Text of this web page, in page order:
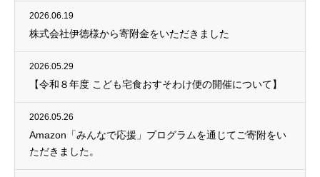
2026.06.19
株式会社伊徳様から寄附金をいただきました
2026.05.29
【令和８年度 こども宅食おすそわけ便の開催について】
2026.05.26
Amazon「みんなで応援」プログラムを通じてご寄附をい
ただきました。